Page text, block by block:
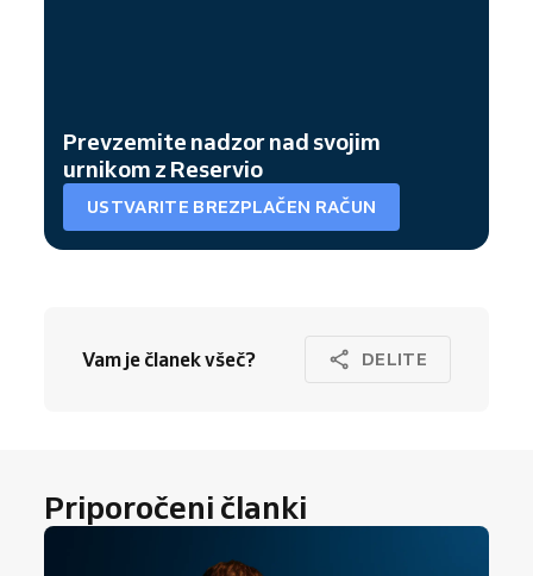
Prevzemite nadzor nad svojim
urnikom z Reservio
USTVARITE BREZPLAČEN RAČUN
Vam je članek všeč? DELITE
Priporočeni članki